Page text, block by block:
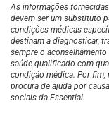
As informações
devem ser um substituto
condições médicas
destinam a diagnosticar,
sempre o
saúde qualificado com
condição médica. Por fim,
procura de ajuda por
sociais da Essential.